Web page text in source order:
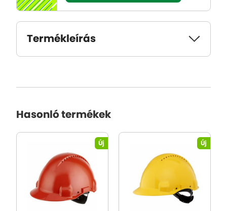
Termékleírás
Hasonló termékek
Új Új